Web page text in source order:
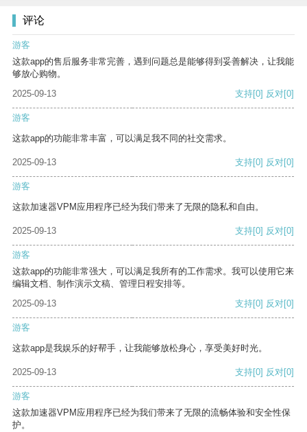
评论
游客
这款app的售后服务非常完善，遇到问题总是能够得到妥善解决，让我能
够放心购物。
2025-09-13
支持[0] 反对[0]
游客
这款app的功能非常丰富，可以满足我不同的社交需求。
2025-09-13 支持[0] 反对[0]
游客
这款加速器VPM应用程序已经为我们带来了无限的隐私和自由。
2025-09-13 支持[0] 反对[0]
游客
这款app的功能非常强大，可以满足我所有的工作需求。我可以使用它来
编辑文档、制作演示文稿、管理日程安排等。
2025-09-13
支持[0] 反对[0]
游客
这款app是我娱乐的好帮手，让我能够放松身心，享受美好时光。
2025-09-13 支持[0] 反对[0]
游客
这款加速器VPM应用程序已经为我们带来了无限的流畅体验和安全性保
护。